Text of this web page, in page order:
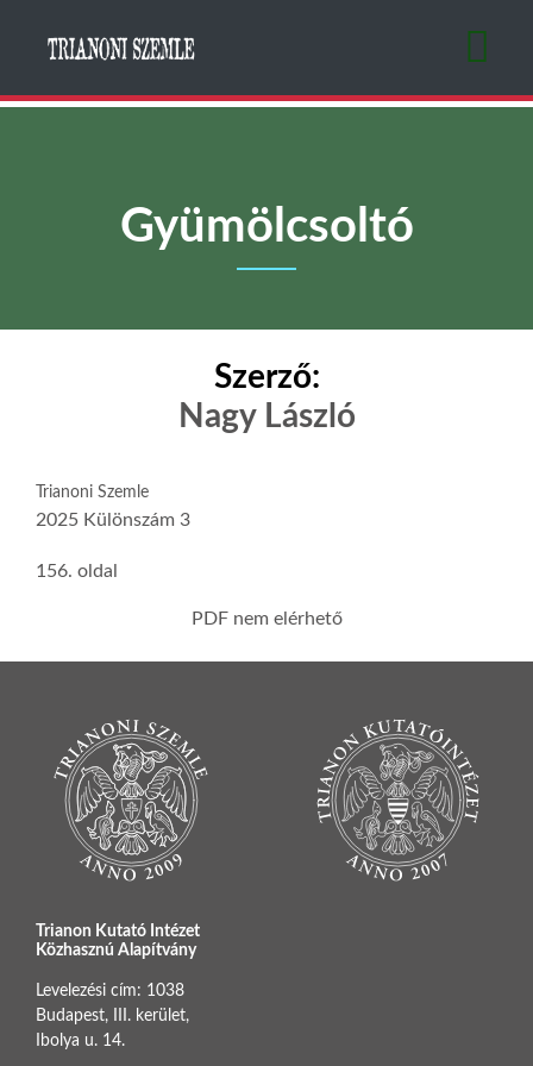
Gyümölcsoltó
Szerző:
Nagy László
Trianoni Szemle
2025 Különszám 3
156. oldal
PDF nem elérhető
Trianon Kutató Intézet
Közhasznú Alapítvány
Levelezési cím: 1038
Budapest, III. kerület,
Ibolya u. 14.